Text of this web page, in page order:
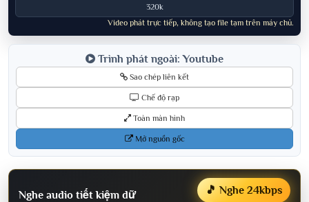
320k
Video phát trực tiếp, không tạo file tạm trên máy chủ.
Trình phát ngoài: Youtube
Sao chép liên kết
Chế độ rạp
Toàn màn hình
Mở nguồn gốc
Nghe audio tiết kiệm dữ
🎵 Nghe 24kbps